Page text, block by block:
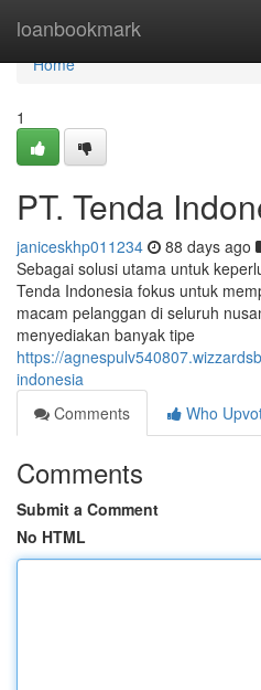
loanbookmark
Home
Home
1
PT. Tenda
janiceskhp011234 88 days ago
Sebagai solusi utama untuk
Tenda Indonesia fokus untuk
macam pelanggan di seluruh
menyediakan banyak tipe
https://
indonesia
Comments
Who
Comments
Submit a Comment
No HTML